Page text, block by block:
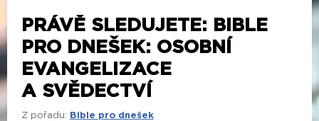
PRÁVĚ SLEDUJETE: BIBLE
PRO DNEŠEK: OSOBNÍ
EVANGELIZACE
A SVĚDECTVÍ
Z pořadu: Bible pro dnešek